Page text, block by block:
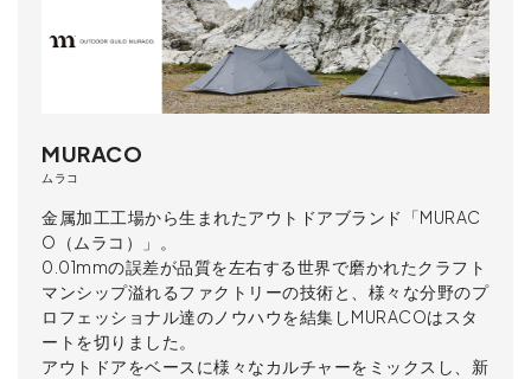
MURACO
ムラコ
金属加工工場から生まれたアウトドアブランド「MURAC
O（ムラコ）」。
0.01mmの誤差が品質を左右する世界で磨かれたクラフト
マンシップ溢れるファクトリーの技術と、様々な分野のプ
ロフェッショナル達のノウハウを結集しMURACOはスタ
ートを切りました。
アウトドアをベースに様々なカルチャーをミックスし、新